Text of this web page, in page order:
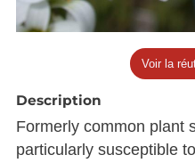
Voir la
Description
Formerly common plant
particularly susceptible